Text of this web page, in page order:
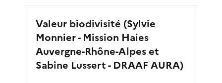
Valeur biodivisité (Sylvie
Monnier - Mission Haies
Auvergne-Rhône-Alpes et
Sabine Lussert - DRAAF AURA)